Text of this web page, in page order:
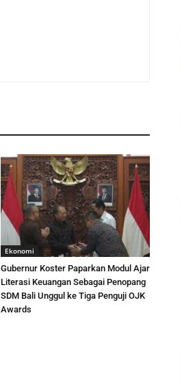
Ekonomi
Gubernur Koster Paparkan Modul Ajar
Literasi Keuangan Sebagai Penopang
SDM Bali Unggul ke Tiga Penguji OJK
Awards